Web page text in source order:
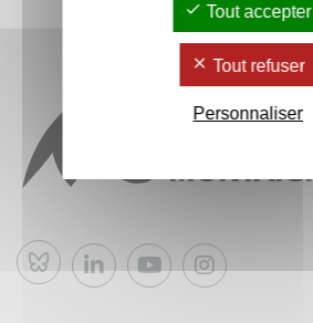
Bluesky
Tout accepter
Tout refuser
Personnaliser